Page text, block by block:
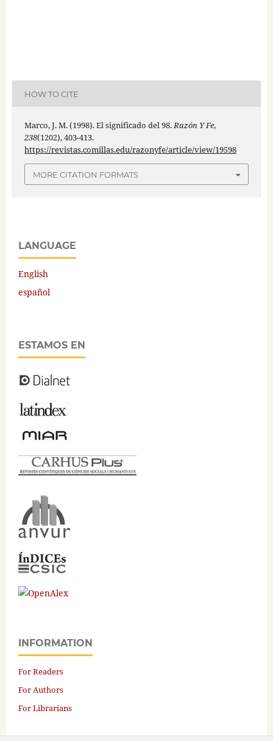
HOW TO CITE
Marco, J. M. (1998). El significado del 98.Razón Y Fe,
238(1202), 403-413.
https://revistas.comillas.edu/razonyfe/article/view/19598
MORE CITATION FORMATS
LANGUAGE
English
español
ESTAMOS EN
INFORMATION
For Readers
For Authors
For Librarians